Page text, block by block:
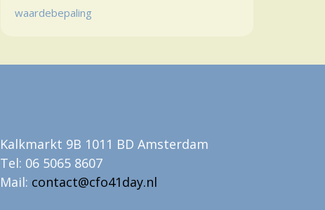
waardebepaling
Kalkmarkt 9B 1011 BD Amsterdam
Tel: 06 5065 8607
Mail: contact@cfo41day.nl